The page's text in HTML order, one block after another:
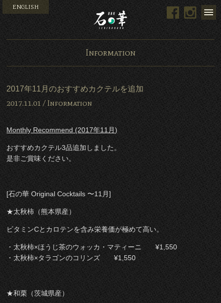
Bar 石の華 -BAR
ENGLISH Facebook
Information
2017年11月のおすすめカクテルを追加
2017.11.01 /Information
Monthly Recommend (2017年11月)
おすすめカクテル3品追加しました。
是非ご賞味ください。
[石の華 Original Cocktails 〜11月]
★太秋柿（熊本県産）
ビタミンCとカロテンを含み栄養価が極めて高い。
・太秋柿×ほうじ茶のウォッカ・マティーニ ¥1,550
・太秋柿×タラゴンのコリンズ ¥1,550
★和栗（茨城県産）